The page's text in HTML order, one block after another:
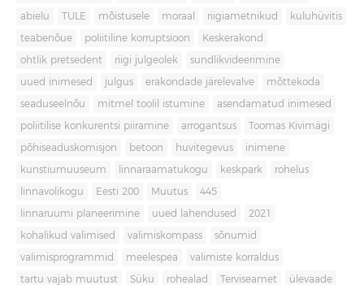
abielu TULE mõistusele moraal riigiametnikud kuluhüvitis
teabenõue poliitiline korruptsioon Keskerakond
ohtlik pretsedent riigi julgeolek sundlikvideerimine
uued inimesed julgus erakondade järelevalve mõttekoda
seaduseelnõu mitmel toolil istumine asendamatud inimesed
poliitilise konkurentsi piiramine arrogantsus Toomas Kivimägi
põhiseaduskomisjon betoon huvitegevus inimene
kunstiumuuseum linnaraamatukogu keskpark rohelus
linnavolikogu Eesti 200 Muutus 445
linnaruumi planeerimine uued lahendused 2021
kohalikud valimised valimiskompass sõnumid
valimisprogrammid meelespea valimiste korraldus
tartu vajab muutust Süku rohealad Terviseamet ülevaade